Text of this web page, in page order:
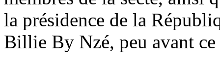
la présidence de la
Billie By Nzé, peu avant ce